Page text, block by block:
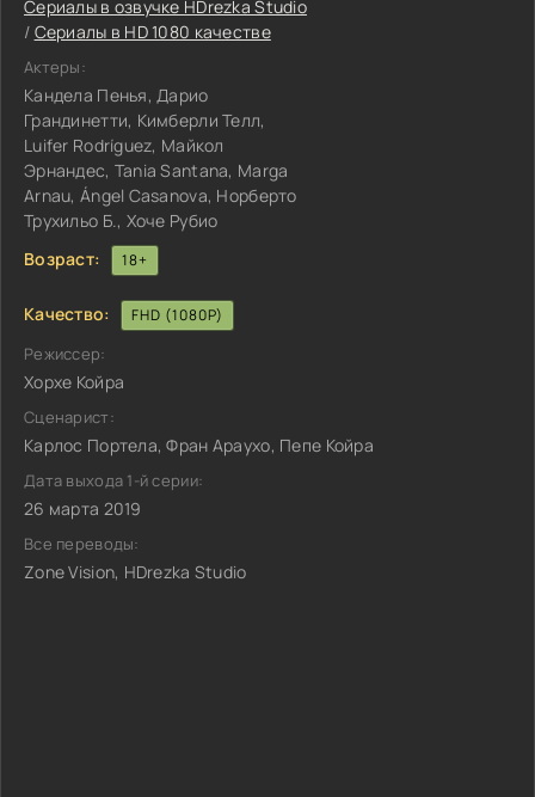
Сериалы в озвучке HDrezka Studio
/ Сериалы в HD 1080 качестве
Актеры:
Кандела Пенья, Дарио
Грандинетти, Кимберли Телл,
Luifer Rodríguez, Майкол
Эрнандес, Tania Santana, Marga
Arnau, Ángel Casanova, Норберто
Трухильо Б., Хоче Рубио
Возраст:
18+
Качество: FHD (1080P)
Режиссер:
Хорхе Койра
Сценарист:
Карлос Портела, Фран Араухо, Пепе Койра
Дата выхода 1-й серии:
26 марта 2019
Все переводы:
Zone Vision, HDrezka Studio